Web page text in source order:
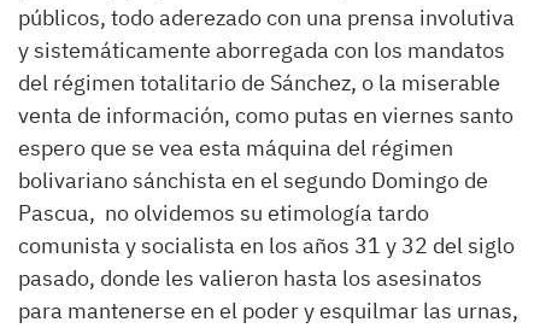
públicos, todo aderezado con una prensa involutiva
y sistemáticamente aborregada con los mandatos
del régimen totalitario de Sánchez, o la miserable
venta de información, como putas en viernes santo
espero que se vea esta máquina del régimen
bolivariano sánchista en el segundo Domingo de
Pascua, no olvidemos su etimología tardo
comunista y socialista en los años 31 y 32 del siglo
pasado, donde les valieron hasta los asesinatos
para mantenerse en el poder y esquilmar las urnas,